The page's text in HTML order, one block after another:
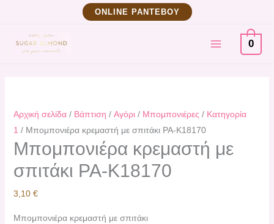
περιεχόμενο
ΟNLINE ΡΑΝΤΕΒΟΥ
MAIN
MENU
0
Αρχική σελίδα/ Βάπτιση / Αγόρι/ Μπομπονιέρες / Κατηγορία
1 / Mπομπονιέρα κρεμαστή με σπιτάκι PA-Κ18170
Mπομπονιέρα κρεμαστή με
σπιτάκι PA-Κ18170
3,10 €
Mπομπονιέρα κρεμαστή με σπιτάκι
με
σπιτάκι